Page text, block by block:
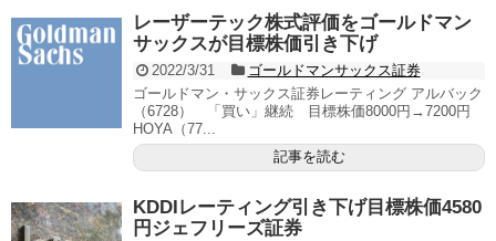
レーザーテック株式評価をゴールドマン
サックスが目標株価引き下げ
2022/3/31
ゴールドマンサックス証券
ゴールドマン・サックス証券レーティング アルバック
（6728） 「買い」継続 目標株価8000円→7200円
HOYA（77...
記事を読む
KDDIレーティング引き下げ目標株価4580
円ジェフリーズ証券